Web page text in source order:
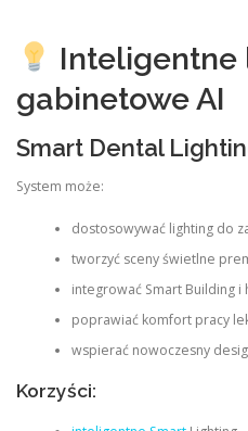
Inteligentne
gabinetowe AI
Smart Dental
System może:
dostosowywać lighting do
tworzyć sceny świetlne
integrować Smart Building i
poprawiać komfort pracy
wspierać nowoczesny
Korzyści: